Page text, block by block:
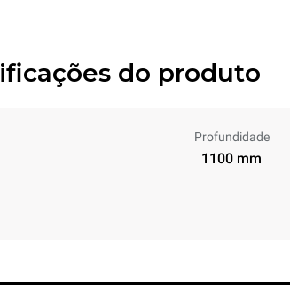
do produto
Profundidade
1100 mm